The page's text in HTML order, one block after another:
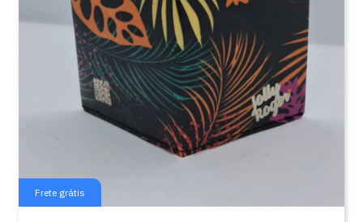
Frete grátis